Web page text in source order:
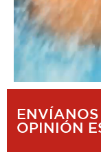
OPINIÓN